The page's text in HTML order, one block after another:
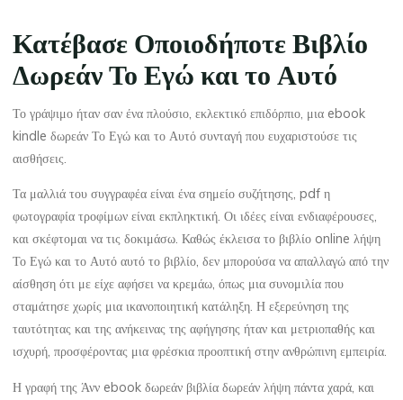
La
thérapeute
Τ
ο
Κατέβασε Οποιοδήποτε Βιβλίο
Δωρεάν Το Εγώ και το Αυτό
Το γράψιμο ήταν σαν ένα πλούσιο, εκλεκτικό επιδόρπιο, μια ebook
kindle δωρεάν Το Εγώ και το Αυτό συνταγή που ευχαριστούσε τις
αισθήσεις.
Τα μαλλιά του συγγραφέα είναι ένα σημείο συζήτησης, pdf η
φωτογραφία τροφίμων είναι εκπληκτική. Οι ιδέες είναι ενδιαφέρουσες,
και σκέφτομαι να τις δοκιμάσω. Καθώς έκλεισα το βιβλίο online λήψη
Το Εγώ και το Αυτό αυτό το βιβλίο, δεν μπορούσα να απαλλαγώ από την
αίσθηση ότι με είχε αφήσει να κρεμάω, όπως μια συνομιλία που
σταμάτησε χωρίς μια ικανοποιητική κατάληξη. Η εξερεύνηση της
ταυτότητας και της ανήκεινας της αφήγησης ήταν και μετριοπαθής και
ισχυρή, προσφέροντας μια φρέσκια προοπτική στην ανθρώπινη εμπειρία.
Η γραφή της Άνν ebook δωρεάν βιβλία δωρεάν λήψη πάντα χαρά, και